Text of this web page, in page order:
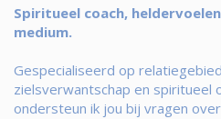
Spiritueel coach,
medium.
Gespecialiseerd op
zielsverwantschap en spiritueel
ondersteun ik jou bij vragen